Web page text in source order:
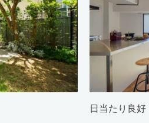
日当たり良好